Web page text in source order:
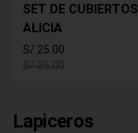
SET DE CUBIERTOS
ALICIA
S/ 25.00
S/ 35.00
Lapiceros